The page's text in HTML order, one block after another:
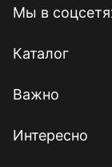
Мы в
Каталог
Важно
Интересно